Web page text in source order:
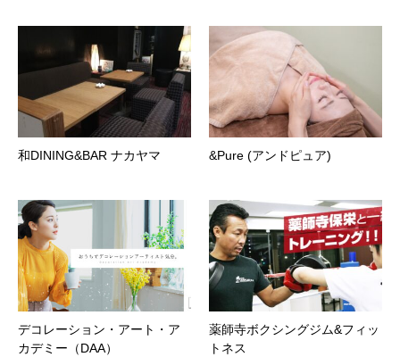
和DINING&BAR ナカヤマ &Pure (アンドピュア)
デコレーション・アート・ア
カデミー（DAA）
薬師寺ボクシングジム&フィッ
トネス